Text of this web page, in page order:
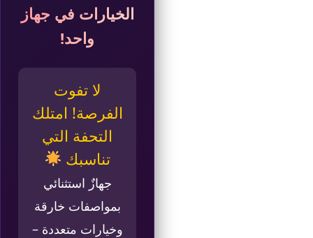
الخيارات في جهاز
واحد!
لا تفوت
الفرصة! امتلك
التحفة التي
تناسبك
جهازٌ استثنائي
بمواصفات خارقة
وخيارات متعددة –